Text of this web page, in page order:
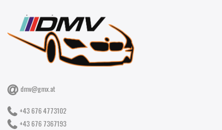
dmv@gmx.at
+43 676 4773102
+43 676 7367193